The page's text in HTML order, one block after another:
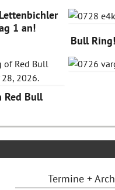
1 an!
Bull Ring!
Red Bull
Termine +